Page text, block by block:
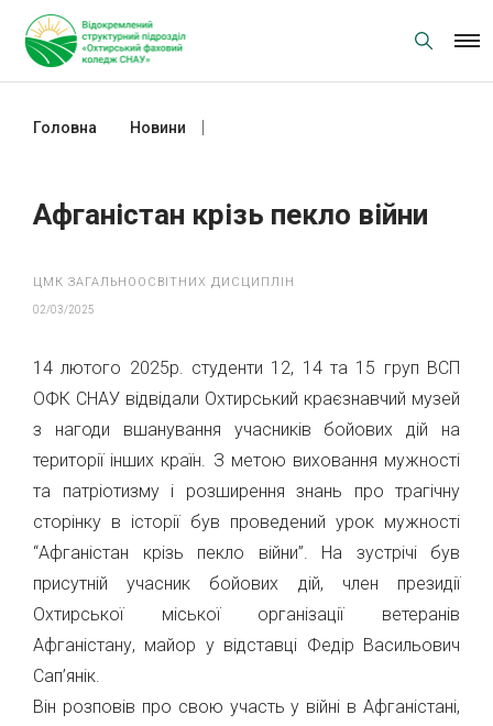
content
Головна Новини
Афганістан крізь пекло війни
ЦМК ЗАГАЛЬНООСВІТНИХ ДИСЦИПЛІН
02/03/2025
14 лютого 2025р. студенти 12, 14 та 15 груп ВСП
ОФК СНАУ відвідали Охтирський краєзнавчий музей
з нагоди вшанування учасників бойових дій на
території інших країн. З метою виховання мужності
та патріотизму і розширення знань про трагічну
сторінку в історії був проведений урок мужності
“Афганістан крізь пекло війни”. На зустрічі був
присутній учасник бойових дій, член президії
Охтирської міської організації ветеранів
Афганістану, майор у відставці Федір Васильович
Сап’янік.
Він розповів про свою участь у війні в Афганістані,